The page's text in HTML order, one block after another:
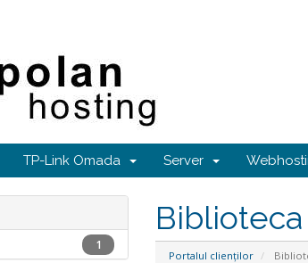
TP-Link Omada Server
Portalul clienților
1